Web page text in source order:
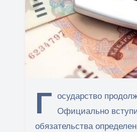
Г осударство
Официально
обязательства